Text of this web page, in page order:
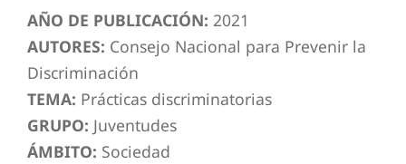
AÑO DE PUBLICACIÓN: 2021
AUTORES: Consejo Nacional para Prevenir la
Discriminación
TEMA: Prácticas discriminatorias
GRUPO: Juventudes
ÁMBITO: Sociedad